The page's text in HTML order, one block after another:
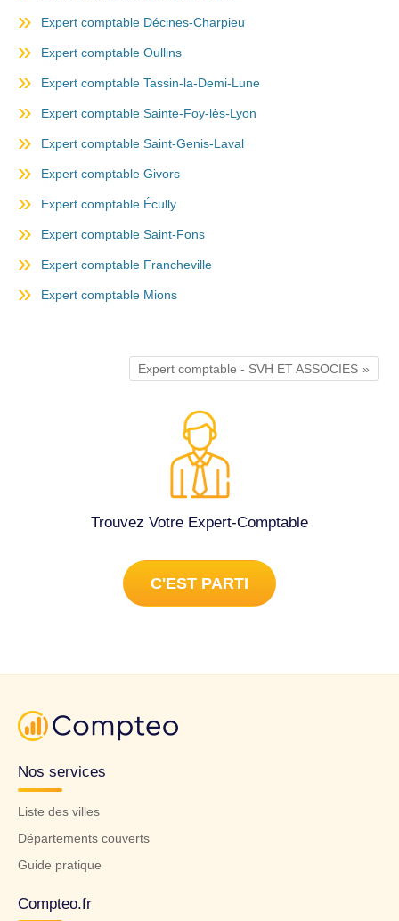
Expert comptable Décines-Charpieu
Expert comptable Oullins
Expert comptable Tassin-la-Demi-Lune
Expert comptable Sainte-Foy-lès-Lyon
Expert comptable Saint-Genis-Laval
Expert comptable Givors
Expert comptable Écully
Expert comptable Saint-Fons
Expert comptable Francheville
Expert comptable Mions
Expert comptable - SVH ET ASSOCIES
Trouvez Votre Expert-Comptable
C'EST PARTI
Nos services
Liste des villes
Départements couverts
Guide pratique
Compteo.fr